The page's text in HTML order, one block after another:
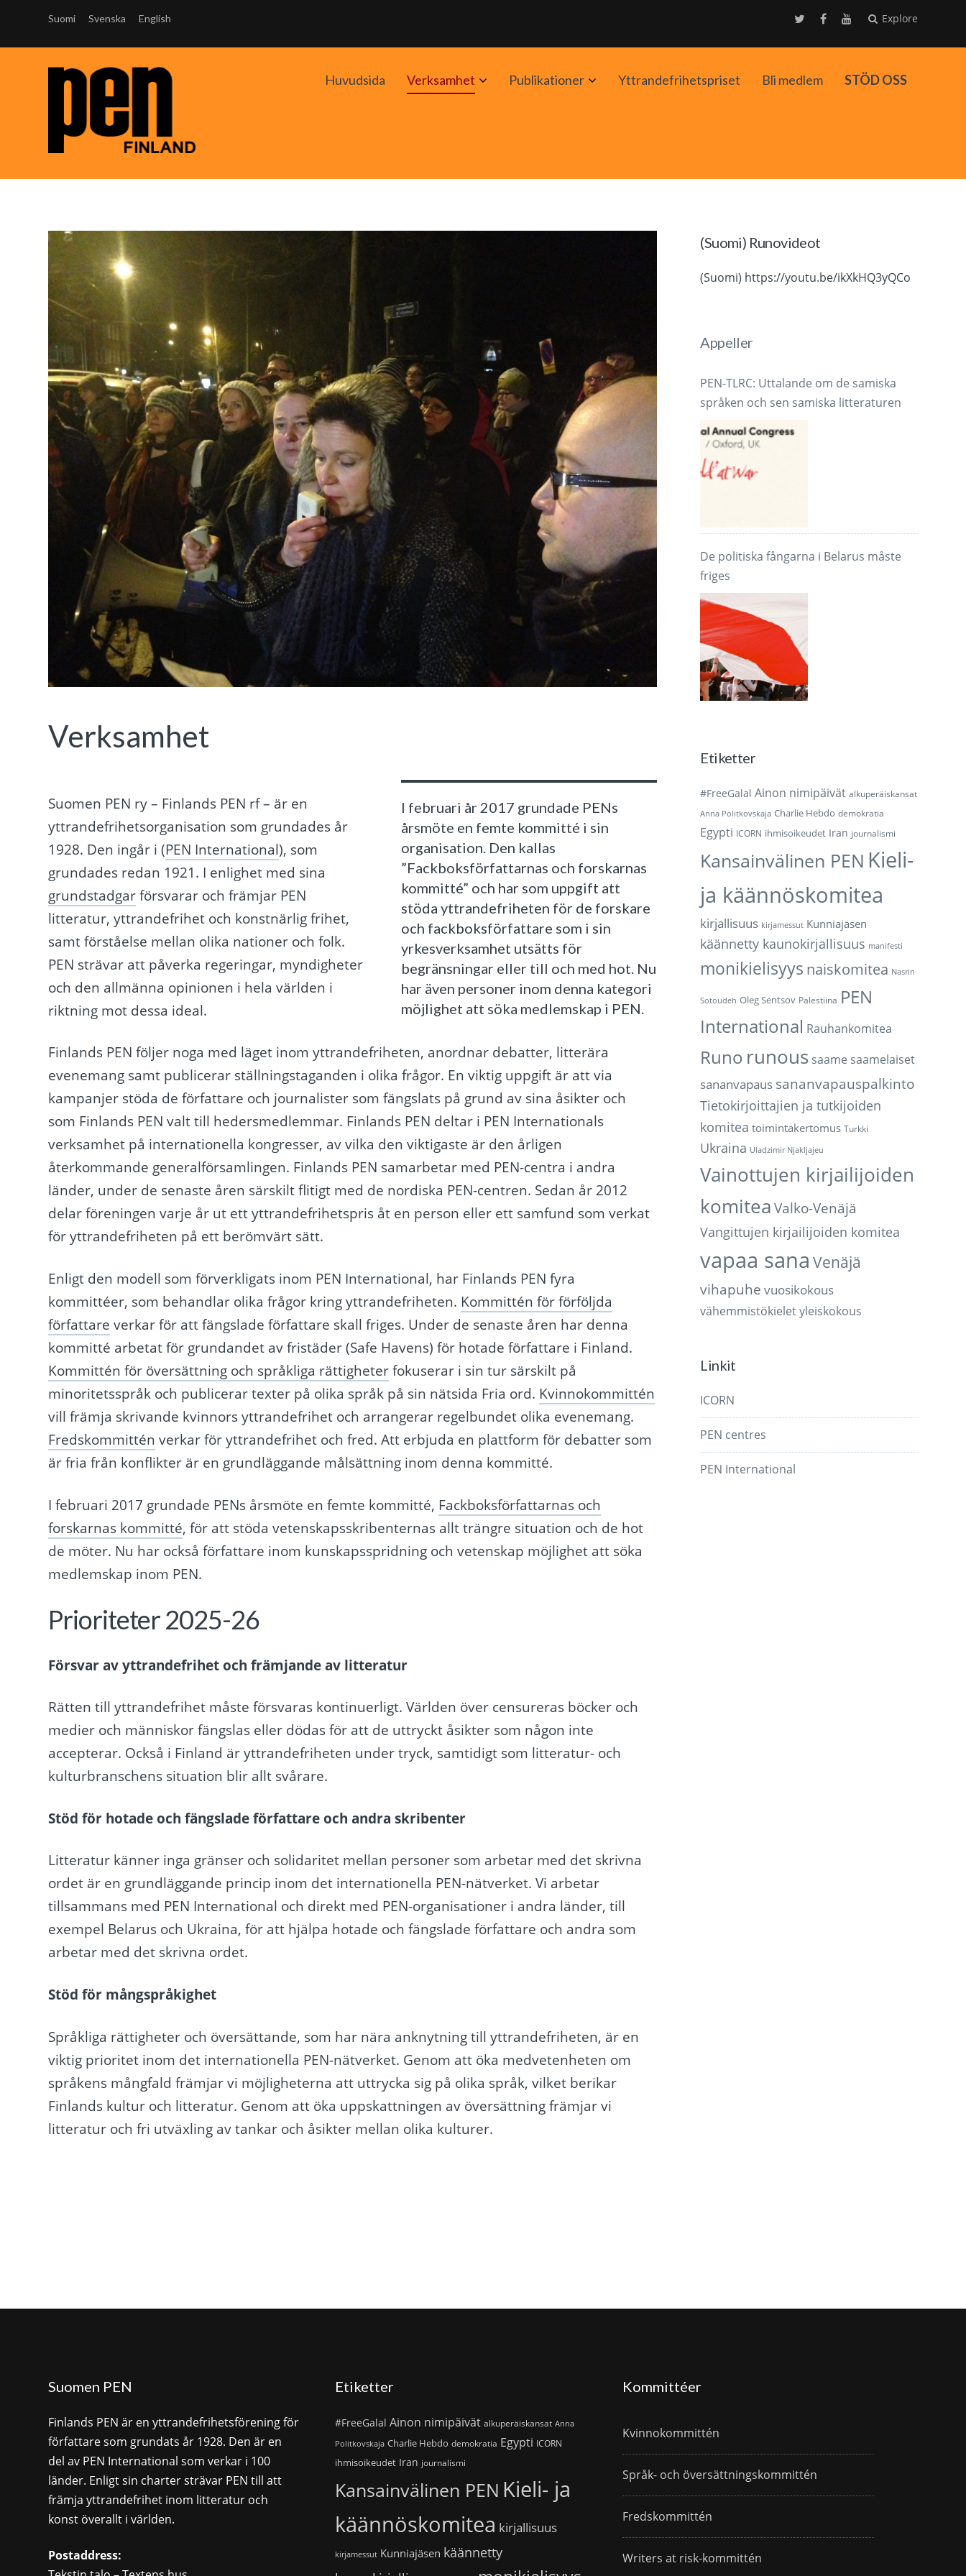
Suomi Svenska English Explore
Huvudsida Verksamhet AvaaPublikationer AvaaYttrandefrihetspriset Bli medlem STÖD OSS
Verksamhet
I februari år 2017 grundade PENs
årsmöte en femte kommitté i sin
organisation. Den kallas
”Fackboksförfattarnas och forskarnas
kommitté” och har som uppgift att
stöda yttrandefriheten för de forskare
och fackboksförfattare som i sin
yrkesverksamhet utsätts för
begränsningar eller till och med hot. Nu
har även personer inom denna kategori
möjlighet att söka medlemskap i PEN.
Suomen PEN ry – Finlands PEN rf – är en
yttrandefrihetsorganisation som grundades år
1928. Den ingår i (PEN International), som
grundades redan 1921. I enlighet med sina
grundstadgarförsvarar och främjar PEN
litteratur, yttrandefrihet och konstnärlig frihet,
samt förståelse mellan olika nationer och folk.
PEN strävar att påverka regeringar, myndigheter
och den allmänna opinionen i hela världen i
riktning mot dessa ideal.
Finlands PEN följer noga med läget inom yttrandefriheten, anordnar debatter, litterära
evenemang samt publicerar ställningstaganden i olika frågor. En viktig uppgift är att via
kampanjer stöda de författare och journalister som fängslats på grund av sina åsikter och
som Finlands PEN valt till hedersmedlemmar. Finlands PEN deltar i PEN Internationals
verksamhet på internationella kongresser, av vilka den viktigaste är den årligen
återkommande generalförsamlingen. Finlands PEN samarbetar med PEN-centra i andra
länder, under de senaste åren särskilt flitigt med de nordiska PEN-centren. Sedan år 2012
delar föreningen varje år ut ett yttrandefrihetspris åt en person eller ett samfund som verkat
för yttrandefriheten på ett berömvärt sätt.
Enligt den modell som förverkligats inom PEN International, har Finlands PEN fyra
kommittéer, som behandlar olika frågor kring yttrandefriheten. Kommittén för förföljda
författare verkar för att fängslade författare skall friges. Under de senaste åren har denna
kommitté arbetat för grundandet av fristäder (Safe Havens) för hotade författare i Finland.
Kommittén för översättning och språkliga rättigheterfokuserar i sin tur särskilt på
minoritetsspråk och publicerar texter på olika språk på sin nätsida Fria ord. Kvinnokommittén
vill främja skrivande kvinnors yttrandefrihet och arrangerar regelbundet olika evenemang.
Fredskommittén verkar för yttrandefrihet och fred. Att erbjuda en plattform för debatter som
är fria från konflikter är en grundläggande målsättning inom denna kommitté.
I februari 2017 grundade PENs årsmöte en femte kommitté, Fackboksförfattarnas och
forskarnas kommitté, för att stöda vetenskapsskribenternas allt trängre situation och de hot
de möter. Nu har också författare inom kunskapsspridning och vetenskap möjlighet att söka
medlemskap inom PEN.
Prioriteter 2025-26
Försvar av yttrandefrihet och främjande av litteratur
Rätten till yttrandefrihet måste försvaras kontinuerligt. Världen över censureras böcker och
medier och människor fängslas eller dödas för att de uttryckt åsikter som någon inte
accepterar. Också i Finland är yttrandefriheten under tryck, samtidigt som litteratur- och
kulturbranschens situation blir allt svårare.
Stöd för hotade och fängslade författare och andra skribenter
Litteratur känner inga gränser och solidaritet mellan personer som arbetar med det skrivna
ordet är en grundläggande princip inom det internationella PEN-nätverket. Vi arbetar
tillsammans med PEN International och direkt med PEN-organisationer i andra länder, till
exempel Belarus och Ukraina, för att hjälpa hotade och fängslade författare och andra som
arbetar med det skrivna ordet.
Stöd för mångspråkighet
Språkliga rättigheter och översättande, som har nära anknytning till yttrandefriheten, är en
viktig prioritet inom det internationella PEN-nätverket. Genom att öka medvetenheten om
språkens mångfald främjar vi möjligheterna att uttrycka sig på olika språk, vilket berikar
Finlands kultur och litteratur. Genom att öka uppskattningen av översättning främjar vi
litteratur och fri utväxling av tankar och åsikter mellan olika kulturer.
(Suomi) Runovideot
(Suomi) https://youtu.be/ikXkHQ3yQCo
Appeller
PEN-TLRC: Uttalande om de samiska
språken och sen samiska litteraturen
De politiska fångarna i Belarus måste
friges
Etiketter
#FreeGalal Ainon nimipäivät alkuperäiskansat
Anna Politkovskaja Charlie Hebdo demokratia
Egypti ICORN ihmisoikeudet Iran journalismi
Kansainvälinen PEN Kieli-
ja käännöskomitea
kirjallisuus kirjamessut Kunniajäsen
käännetty kaunokirjallisuus manifesti
monikielisyys naiskomitea Nasrin
Sotoudeh Oleg Sentsov Palestiina PEN
International Rauhankomitea
Runo runous saame saamelaiset
sananvapaus sananvapauspalkinto
Tietokirjoittajien ja tutkijoiden
komitea toimintakertomus Turkki
Ukraina Uladzimir Njakljajeu
Vainottujen kirjailijoiden
komitea Valko-Venäjä
Vangittujen kirjailijoiden komitea
vapaa sana Venäjä
vihapuhe vuosikokous
vähemmistökieletyleiskokous
Linkit
ICORN
PEN centres
PEN International
Suomen PEN
Finlands PEN är en yttrandefrihetsförening för
författare som grundats år 1928. Den är en
del av PEN International som verkar i 100
länder. Enligt sin charter strävar PEN till att
främja yttrandefrihet inom litteratur och
konst överallt i världen.
Postaddress:
Etiketter
#FreeGalal Ainon nimipäivät alkuperäiskansat Anna
Politkovskaja Charlie Hebdo demokratia Egypti ICORN
ihmisoikeudet Iran journalismi
Kansainvälinen PEN Kieli- ja
käännöskomitea kirjallisuus
kirjamessut Kunniajäsen käännetty
Kommittéer
Kvinnokommittén
Språk- och översättningskommittén
Fredskommittén
Writers at risk-kommittén